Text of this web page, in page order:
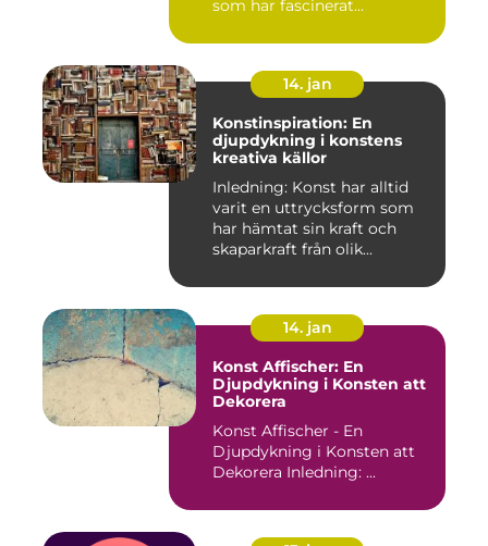
som har fascinerat...
14. jan
Konstinspiration: En
djupdykning i konstens
kreativa källor
Inledning: Konst har alltid
varit en uttrycksform som
har hämtat sin kraft och
skaparkraft från olik...
14. jan
Konst Affischer: En
Djupdykning i Konsten att
Dekorera
Konst Affischer - En
Djupdykning i Konsten att
Dekorera Inledning: ...